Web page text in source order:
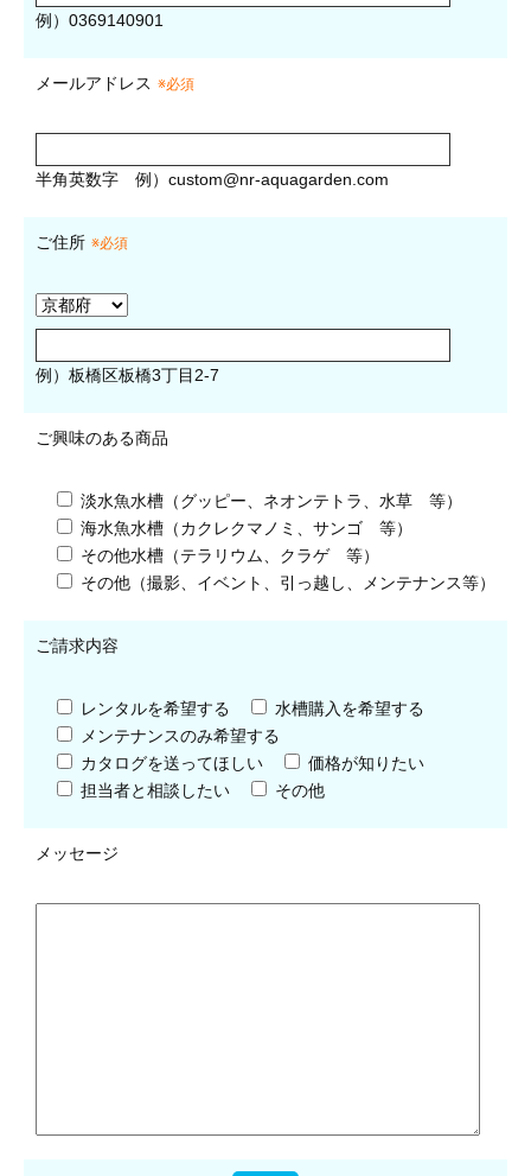
例）0369140901
メールアドレス ※必須
半角英数字 例） custom@nr-aquagarden.com
ご住所 ※必須
例）板橋区板橋3丁目2-7
ご興味のある商品
淡水魚水槽（グッピー、ネオンテトラ、水草 等）
海水魚水槽（カクレクマノミ、サンゴ 等）
その他水槽（テラリウム、クラゲ 等）
その他（撮影、イベント、引っ越し、メンテナンス等）
ご請求内容
レンタルを希望する
水槽購入を希望する
メンテナンスのみ希望する
カタログを送ってほしい
価格が知りたい
担当者と相談したい
その他
メッセージ